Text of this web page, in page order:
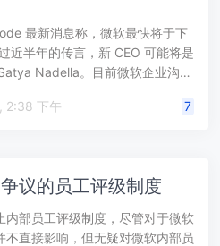
最新消息称，微软最快将于下
近半年的传言，新 CEO 可能将是
Nadella。目前微软企业沟…
2014 年 1 月 31 日, 2:38 下午 7
议的员工评级制度
内部员工评级制度，尽管对于微软
不直接影响，但无疑对微软内部员